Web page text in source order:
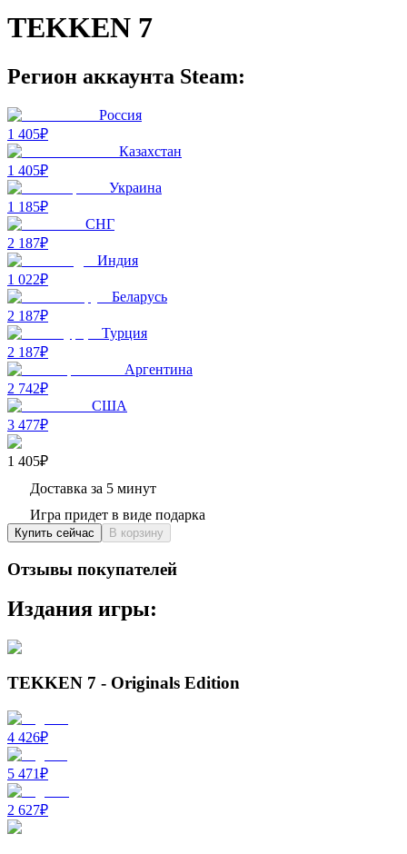
TEKKEN 7
Регион аккаунта Steam:
Россия
1 405₽
Казахстан
1 405₽
Украина
1 185₽
СНГ
2 187₽
Индия
1 022₽
Беларусь
2 187₽
Турция
2 187₽
Аргентина
2 742₽
США
3 477₽
1 405₽
Доставка за 5 минут
Игра придет в виде подарка
Купить сейчас В корзину
Отзывы покупателей
Издания игры:
TEKKEN 7 - Originals Edition
4 426₽
5 471₽
2 627₽